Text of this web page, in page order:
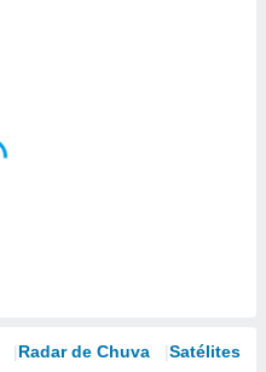
Radar de Chuva Satélites